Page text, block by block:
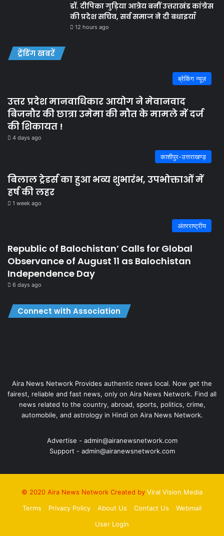
डॉ. दीपिका गुड़िया आत्रेय बनीं उत्तराखंड कांग्रेस
की प्रदेश सचिव, सर्व समाज ने दी बधाइयाँ
12 hours ago
ट्रेंडिंग खबरें
ब्रेकिंग न्यूज़
उत्तर प्रदेश मानवाधिकार आयोग ने मेवानवाद
बिजनौर की छात्रा उमेमा की मौत के मामले में दर्ज
की शिकायत !
4 days ago
काशीपुर-उत्तराखण्ड़
बिलाल ट्रेडर्स का हुआ भव्य शुभारंभ, उपभोक्ताओं में
हर्ष की लहर
1 week ago
अंतरराष्ट्रीय
Republic of Balochistan’ Calls for Global
Observance of August 11 as Balochistan
Independence Day
6 days ago
Connect with Association
Aira News Network Provides authentic news local. Now get the
fairest, reliable and fast news, only on Aira News Network. Find all
news related to the country, abroad, sports, politics, crime,
automobile, and astrology in Hindi on Aira News Network.
Advertise - admin@airanewsnetwork.com
Support - admin@airanewsnetwork.com
© 2020 Aira News Network Created by Viral Vision Media
Terms
Privacy Policy About Us Contact Us
Webmail
User Login